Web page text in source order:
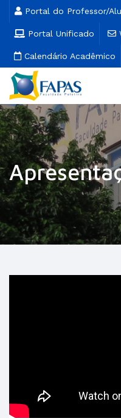
Portal do Professor/
Portal Unificado
Calendário Acadêmico